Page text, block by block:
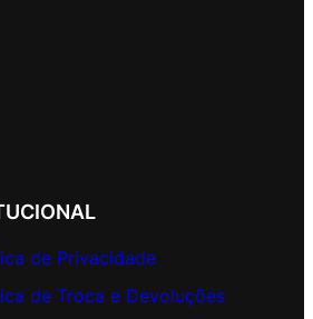
de Privacidade
de Troca e Devoluções